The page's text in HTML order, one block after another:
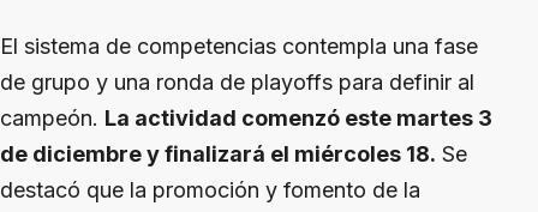
El sistema de competencias contempla una fase
de grupo y una ronda de playoffs para definir al
campeón. La actividad comenzó este martes 3
de diciembre y finalizará el miércoles 18. Se
destacó que la promoción y fomento de la